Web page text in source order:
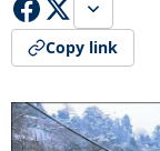
Copy link